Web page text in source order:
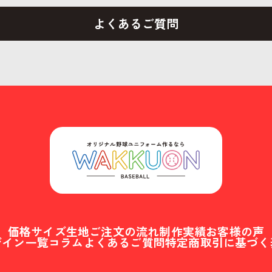
よくあるご質問
価格サイズ生地ご注文の流れ制作実績お客様の声
ン一覧コラムよくあるご質問特定商取引に基づ